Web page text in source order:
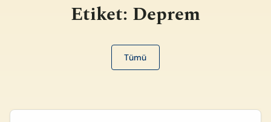
Etiket: Deprem
Tümü